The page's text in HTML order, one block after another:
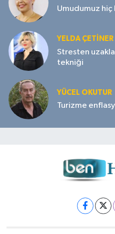
Umudumuz hiç
YELDA ÇETİNER
Stresten
tekniği
YÜCEL OKUTUR
Turizme